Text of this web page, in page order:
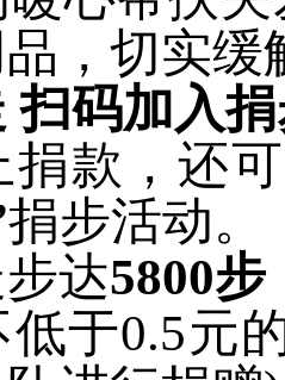
，切实
扫码加入
，还可
捐步活动。
达5800步
0.5元的